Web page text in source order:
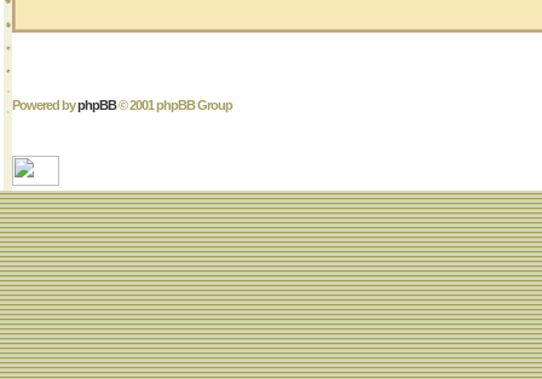
Powered byphpBB© 2001 phpBB Group